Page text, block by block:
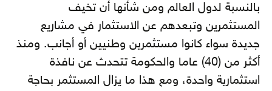
بالنسبة لدول العالم ومن شأنها أن تخيف
المستثمرين وتبعدهم عن الاستثمار في مشاريع
جديدة سواء كانوا مستثمرين وطنيين أو أجانب. ومنذ
أكثر من (40) عاما والحكومة تتحدث عن نافذة
استثمارية واحدة، ومع هذا ما يزال المستثمر بحاجة